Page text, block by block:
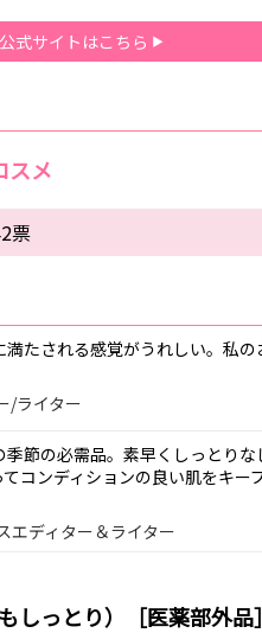
公式サイトはこちら
スメ
票
たされる感覚がうれしい。私
/ライター
節の必需品。素早くしっとり
コンディションの良い肌をキー
エディター＆ライター
しっとり）［医薬部外